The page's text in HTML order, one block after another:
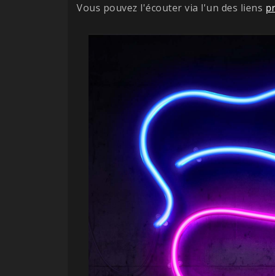
Vous pouvez l'écouter via l'un des liens